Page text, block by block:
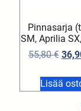
Pinnasarja
SM, Aprilia
55,80€
Lisää